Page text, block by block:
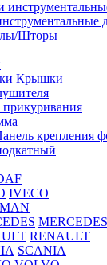
Шторы
Крышки
крепления
IVECO
MAN
MERCEDES
RENAULT
SCANIA